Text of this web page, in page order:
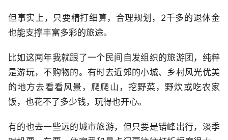
但事实上，只要精打细算，合理规划，2千多的退休金
也能支撑丰富多彩的旅途。
比如这两年我就跟了一个民间自发组织的旅游团，纯粹
是游玩，不购物的。有时去近郊的小城、乡村风光优美
的地方去看看风景，爬爬山，挖野菜，野炊或吃农家
饭，也花不了多少钱，玩得也开心。
有的也去一些远的城市旅游，但只要是错峰出行，淡季